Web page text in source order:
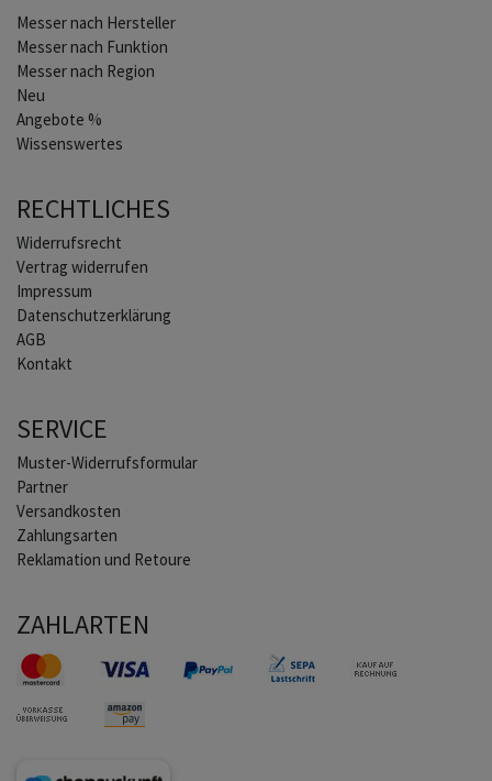
Home
Messer nach Hersteller
Messer nach Funktion
Messer nach Region
Neu
Angebote %
Wissenswertes
RECHTLICHES
Widerrufs­recht
Vertrag widerrufen
Impressum
Daten­schutz­erklärung
AGB
Kontakt
SERVICE
Muster-Widerrufsformular
Partner
Versandkosten
Zahlungsarten
Reklamation und Retoure
ZAHLARTEN